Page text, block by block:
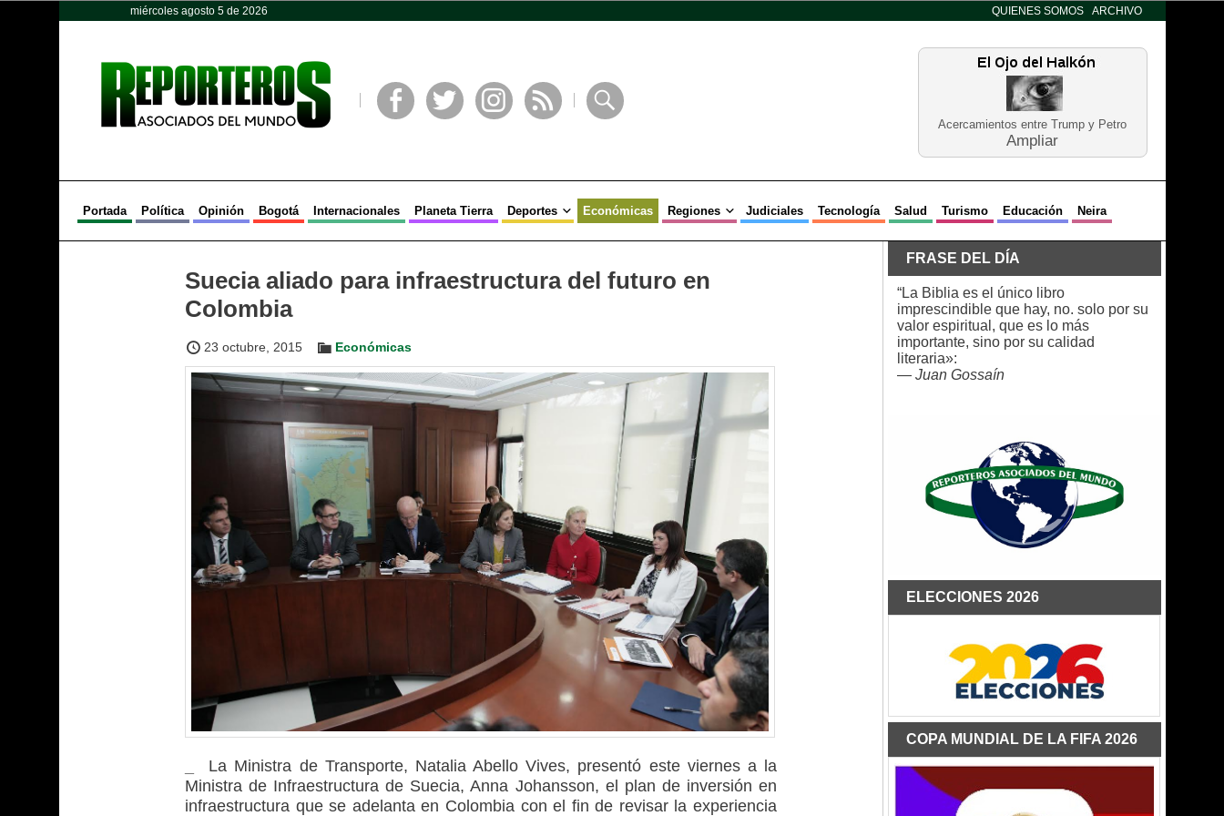
miércoles agosto 5 de 2026 QUIENES SOMOS ARCHIVO
Acercamientos entre Trump y Petro
Ampliar
Portada Política Opinión Bogotá Internacionales Planeta Tierra Deportes Económicas Regiones Judiciales Tecnología Salud Turismo Educación Neira
Suecia aliado para infraestructura del futuro en
Colombia
23 octubre, 2015 Económicas
La Ministra de Transporte, Natalia Abello Vives, presentó este viernes a la
Ministra de Infraestructura de Suecia, Anna Johansson, el plan de inversión en
infraestructura que se adelanta en Colombia con el fin de revisar la experiencia
FRASE DEL DÍA
“La Biblia es el único libro
imprescindible que hay, no. solo por su
valor espiritual, que es lo más
importante, sino por su calidad
literaria»:
— Juan Gossaín
ELECCIONES 2026
COPA MUNDIAL DE LA FIFA 2026
Opinión Política